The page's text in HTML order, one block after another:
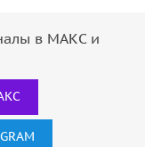
в МАКС и